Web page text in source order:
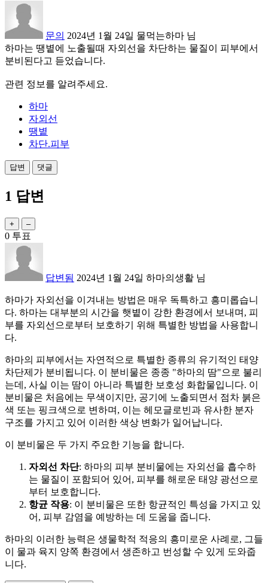
문의 2024년 1월 24일 물먹는하마 님
하마는 땡볕에 노출될때 자외선을 차단하는 물질이 피부에서
분비된다고 듣었습니다.
관련 정보를 알려주세요.
하마
자외선
땡볕
차단.피부
1 답변
0 투표
답변됨 2024년 1월 24일 하마의생활 님
하마가 자외선을 이겨내는 방법은 매우 독특하고 흥미롭습니
다. 하마는 대부분의 시간을 햇볕이 강한 환경에서 보내며, 피
부를 자외선으로부터 보호하기 위해 특별한 방법을 사용합니
다.
하마의 피부에서는 자연적으로 특별한 종류의 유기적인 태양
차단제가 분비됩니다. 이 분비물은 종종 "하마의 땀"으로 불리
는데, 사실 이는 땀이 아니라 특별한 보호성 화합물입니다. 이
분비물은 처음에는 무색이지만, 공기에 노출되면서 점차 붉은
색 또는 핑크색으로 변하며, 이는 헤모글로빈과 유사한 분자
구조를 가지고 있어 이러한 색상 변화가 일어납니다.
이 분비물은 두 가지 주요한 기능을 합니다.
자외선 차단: 하마의 피부 분비물에는 자외선을 흡수하
는 물질이 포함되어 있어, 피부를 해로운 태양 광선으로
부터 보호합니다.
항균 작용: 이 분비물은 또한 항균적인 특성을 가지고 있
어, 피부 감염을 예방하는 데 도움을 줍니다.
하마의 이러한 능력은 생물학적 적응의 흥미로운 사례로, 그들
이 물과 육지 양쪽 환경에서 생존하고 번성할 수 있게 도와줍
니다.